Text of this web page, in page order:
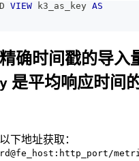
VIEW k3_as_key AS
确时间戳的导入
是平均响应时间
下地址获取：